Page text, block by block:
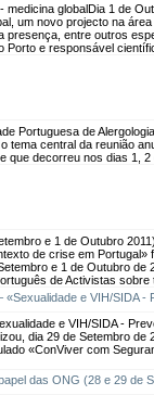
medicina globalDia 1 de
um novo projecto na
presença, entre outros
Porto e responsável
Portuguesa de
tema central da reunião
que decorreu nos dias 1,
e 1 de Outubro 2011)
de crise em Portugal»
e 1 de Outubro de
de Activistas sobre
e VIH/SIDA -
dia 29 de Setembro de
«ConViver com